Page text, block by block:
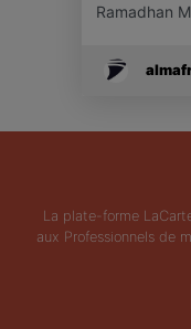
Ramadhan
La plate-forme
aux Professionnels de